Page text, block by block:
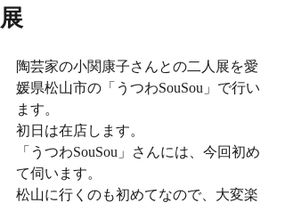
展
陶芸家の小関康子さんとの二人展を愛
媛県松山市の「うつわSouSou」で行い
ます。
初日は在店します。
「うつわSouSou」さんには、今回初め
て伺います。
松山に行くのも初めてなので、大変楽